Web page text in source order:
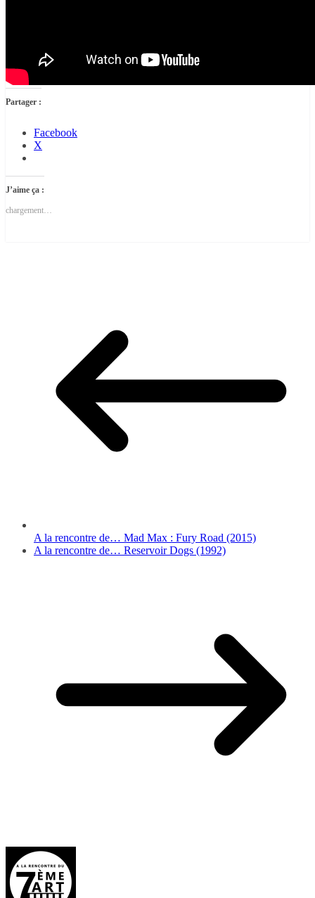
Partager :
Facebook
X
J’aime ça :
chargement…
A la rencontre de… Mad Max : Fury Road (2015)
A la rencontre de… Reservoir Dogs (1992)